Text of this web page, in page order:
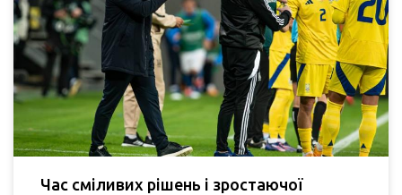
Час сміливих рішень і зростаючої